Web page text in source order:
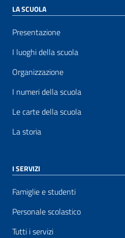
LA SCUOLA
Presentazione
I luoghi della scuola
Organizzazione
I numeri della scuola
Le carte della scuola
La storia
I SERVIZI
Famiglie e studenti
Personale scolastico
Tutti i servizi